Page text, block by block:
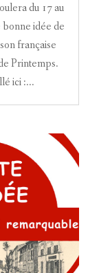
du 17 au
idée de
française
Printemps.
ici :...